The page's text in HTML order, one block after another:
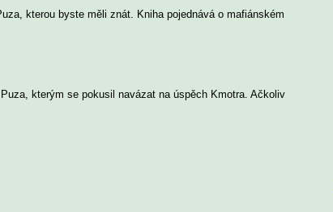
kterou byste měli znát. Kniha pojednává o mafiánském
kterým se pokusil navázat na úspěch Kmotra. Ačkoliv